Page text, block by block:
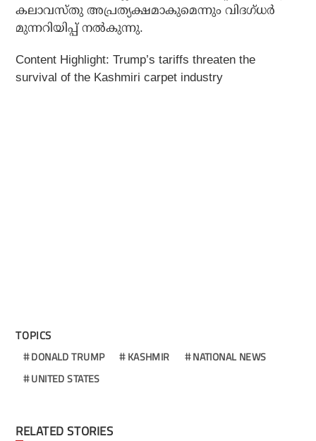
കലാവസ്തു അപ്രത്യക്ഷമാകുമെന്നും വിദഗ്ധര്‍
മുന്നറിയിപ്പ് നല്‍കുന്നു.
Content Highlight: Trump’s tariffs threaten the
survival of the Kashmiri carpet industry
TOPICS
DONALD TRUMP KASHMIR
NATIONAL NEWS
UNITED STATES
RELATED STORIES